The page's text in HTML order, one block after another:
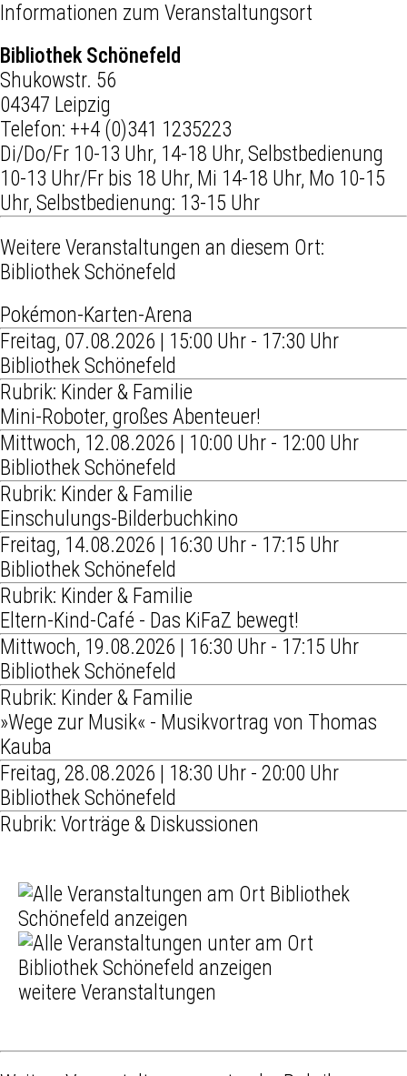
Informationen zum Veranstaltungsort
Bibliothek Schönefeld
Shukowstr. 56
04347 Leipzig
Telefon: ++4 (0)341 1235223
Di/Do/Fr 10-13 Uhr, 14-18 Uhr, Selbstbedienung
10-13 Uhr/Fr bis 18 Uhr, Mi 14-18 Uhr, Mo 10-15
Uhr, Selbstbedienung: 13-15 Uhr
Weitere Veranstaltungen an diesem Ort:
Bibliothek Schönefeld
Pokémon-Karten-Arena
Freitag, 07.08.2026 | 15:00 Uhr - 17:30 Uhr
Bibliothek Schönefeld
Rubrik: Kinder & Familie
Mini-Roboter, großes Abenteuer!
Mittwoch, 12.08.2026 | 10:00 Uhr - 12:00 Uhr
Bibliothek Schönefeld
Rubrik: Kinder & Familie
Einschulungs-Bilderbuchkino
Freitag, 14.08.2026 | 16:30 Uhr - 17:15 Uhr
Bibliothek Schönefeld
Rubrik: Kinder & Familie
Eltern-Kind-Café - Das KiFaZ bewegt!
Mittwoch, 19.08.2026 | 16:30 Uhr - 17:15 Uhr
Bibliothek Schönefeld
Rubrik: Kinder & Familie
»Wege zur Musik« - Musikvortrag von Thomas
Kauba
Freitag, 28.08.2026 | 18:30 Uhr - 20:00 Uhr
Bibliothek Schönefeld
Rubrik: Vorträge & Diskussionen
weitere Veranstaltungen